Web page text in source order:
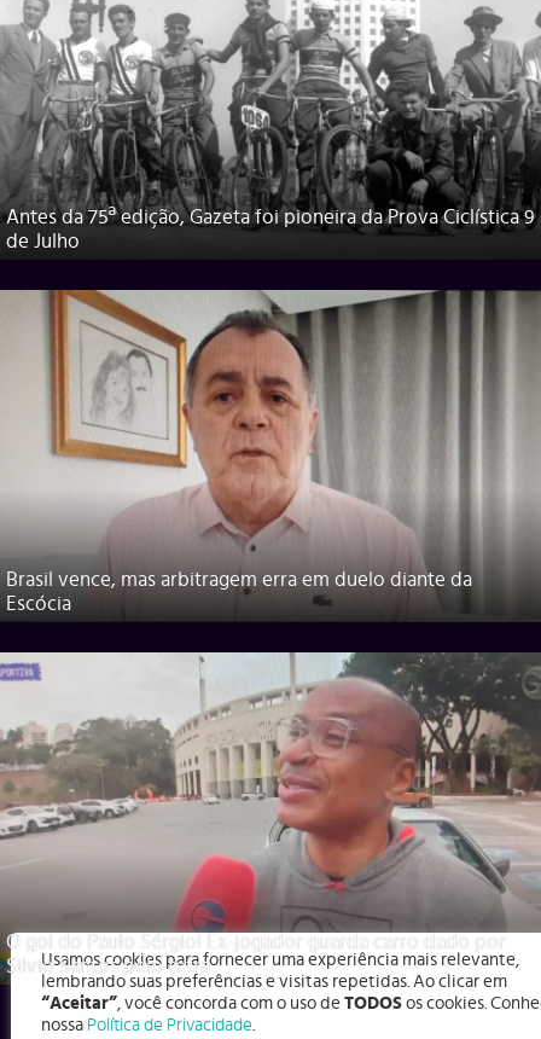
Antes da 75ª edição, Gazeta foi pioneira da Prova Ciclística 9
de Julho
Brasil vence, mas arbitragem erra em duelo diante da
Escócia
O gol do Paulo Sérgio! Ex-jogador guarda carro dado por
Silvio Santos pelo tetra
Usamos cookies para fornecer uma experiência mais relevante,
lembrando suas preferências e visitas repetidas. Ao clicar em
“Aceitar”, você concorda com o uso de TODOSos cookies.
nossa Política de Privacidade.